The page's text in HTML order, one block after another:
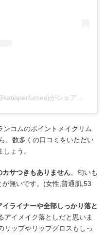
Kátia Perfumes & Cosméticos(@katiaperfumes)がシェアした投稿
ンコムのポイントメイクリム
、数多くの口コミをいただい
ょう。
カサつきもありません。匂いも
無いです。(女性,普通肌,53
ライナーや全部しっかり落と
アイメイク落としだと思いま
リップやリップグロスもしっ